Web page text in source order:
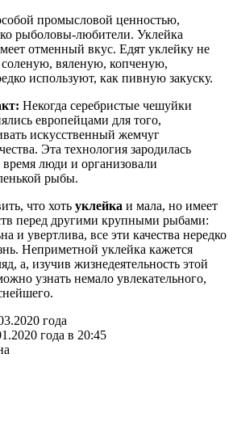
промысловой ценностью,
рыболовы-любители. Уклейка
отменный вкус. Едят уклейку не
вяленую, копченую,
используют, как пивную закуску.
Некогда серебристые чешуйки
европейцами для того,
искусственный жемчуг
Эта технология зародилась
время люди и организовали
рыбы.
что хоть уклейка и мала, но имеет
перед другими крупными рыбами:
и увертлива, все эти качества нередко
Неприметной уклейка кажется
а, изучив жизнедеятельность этой
узнать немало увлекательного,
года
года в 20:45